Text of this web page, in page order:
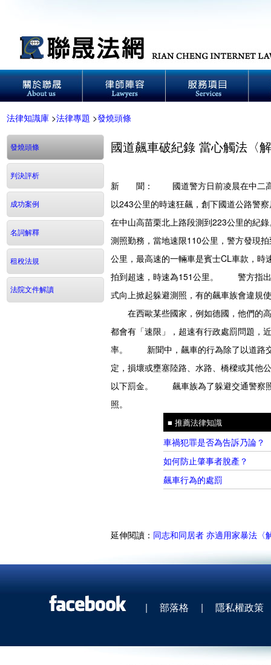
法律知識庫 >法律專題 >發燒頭條
發燒頭條
判決評析
成功案例
名詞解釋
租稅法規
法院文件解讀
國道飆車破紀錄 當心觸法〈
新 聞：
國道警方日前凌晨在中二高
以243公里的時速狂飆，創下國道公路警
在中山高苗栗北上路段測到223公里的
測照勤務，當地速限110公里，警方發現
公里，最高速的一輛車是賓士CL車款，
拍到超速，時速為151公里。 警方指出
式向上掀起躲避測照，有的飆車族會違規
在西歐某些國家，例如德國，他們的高
都會有「速限」，超速有行政處罰問題，
率。 新聞中，飆車的行為除了以道路交
定，損壞或壅塞陸路、水路、橋樑或其他
以下罰金。 飆車族為了躲避交通警察照
照。
■ 推薦法律知識
車禍犯罪是否為告訴乃論？
如何防止肇事者脫產？
飆車行為的處罰
延伸閱讀： 同志和同居者 亦適用家暴法〈
| 部落格 | 隱私權政策